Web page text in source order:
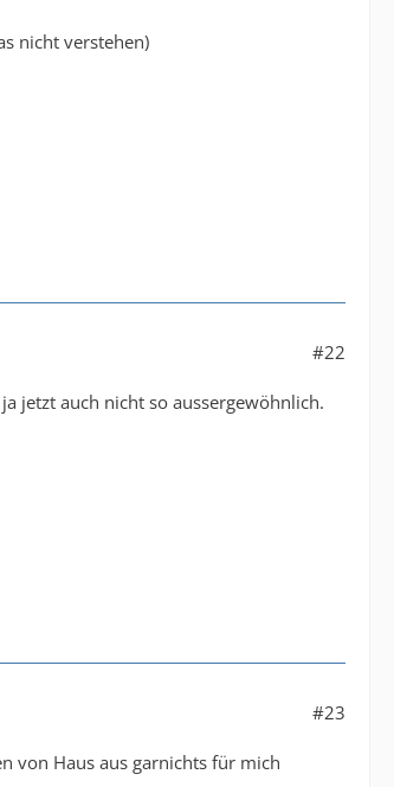
nicht verstehen)
#22
jetzt auch nicht so aussergewöhnlich.
#23
von Haus aus garnichts für mich